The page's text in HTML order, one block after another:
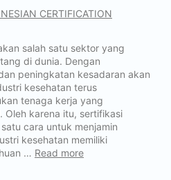
CERTIFICATION
salah satu sektor yang
di dunia. Dengan
peningkatan kesadaran akan
kesehatan terus
tenaga kerja yang
Oleh karena itu, sertifikasi
cara untuk menjamin
kesehatan memiliki
… Read more